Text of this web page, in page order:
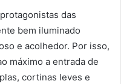
das
bem iluminado
e acolhedor. Por isso,
máximo a entrada de
cortinas leves e